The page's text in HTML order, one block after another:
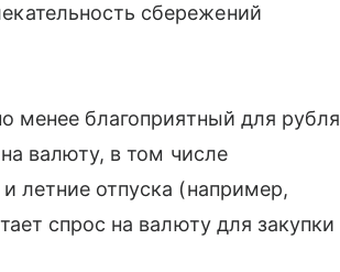
сбережений
менее благоприятный для рубля
валюту, в том числе
летние отпуска (например,
спрос на валюту для закупки